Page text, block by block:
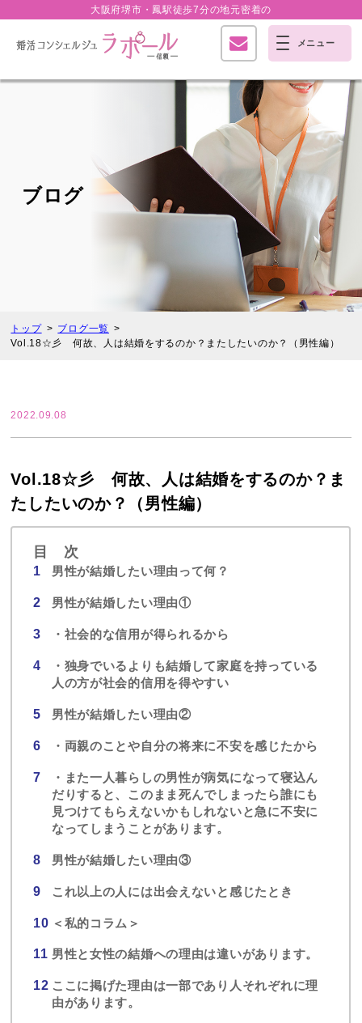
大阪府堺市・鳳駅徒歩7分の地元密着の
ブログ
トップ
ブログ一覧
Vol.18☆彡 何故、人は結婚をするのか？またしたいのか？（男性編）
2022.09.08
Vol.18☆彡 何故、人は結婚をするのか？ま
たしたいのか？（男性編）
目 次
男性が結婚したい理由って何？
男性が結婚したい理由①
・社会的な信用が得られるから
・独身でいるよりも結婚して家庭を持っている
人の方が社会的信用を得やすい
男性が結婚したい理由②
・両親のことや自分の将来に不安を感じたから
・また一人暮らしの男性が病気になって寝込ん
だりすると、このまま死んでしまったら誰にも
見つけてもらえないかもしれないと急に不安に
なってしまうことがあります。
男性が結婚したい理由③
これ以上の人には出会えないと感じたとき
＜私的コラム＞
男性と女性の結婚への理由は違いがあります。
ここに掲げた理由は一部であり人それぞれに理
由があります。